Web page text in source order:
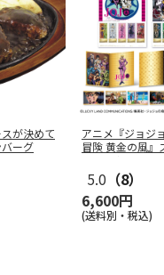
が決めて
ーグ
アニメ『ジョジ
冒険 黄金の風』
5.0 （8）
6,600円
(送料別・税込)